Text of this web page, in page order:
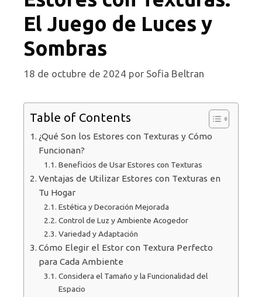
El Juego de Luces y
Sombras
18 de octubre de 2024 por Sofia Beltran
Table of Contents
¿Qué Son los Estores con Texturas y Cómo
Funcionan?
Beneficios de Usar Estores con Texturas
Ventajas de Utilizar Estores con Texturas en
Tu Hogar
Estética y Decoración Mejorada
Control de Luz y Ambiente Acogedor
Variedad y Adaptación
Cómo Elegir el Estor con Textura Perfecto
para Cada Ambiente
Considera el Tamaño y la Funcionalidad del
Espacio